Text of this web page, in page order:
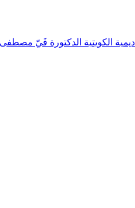
الكويتية الدكتورة فَيّ